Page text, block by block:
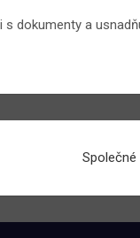
dokumenty a